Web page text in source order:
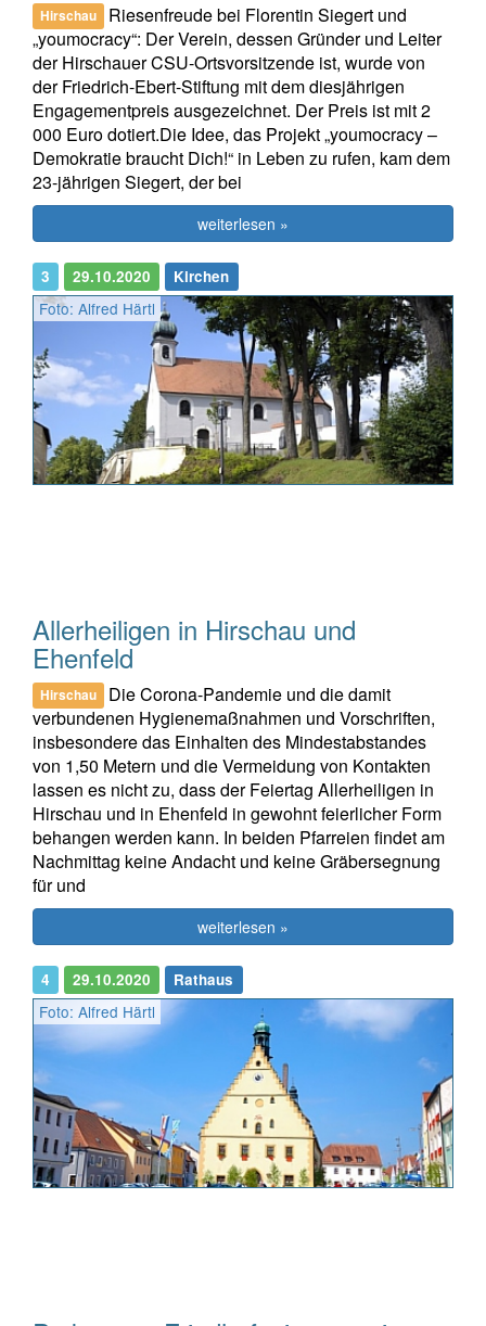
Hirschau
Riesenfreude bei Florentin Siegert und
„youmocracy“: Der Verein, dessen Gründer und Leiter
der Hirschauer CSU-Ortsvorsitzende ist, wurde von
der Friedrich-Ebert-Stiftung mit dem diesjährigen
Engagementpreis ausgezeichnet. Der Preis ist mit 2
000 Euro dotiert.Die Idee, das Projekt „youmocracy –
Demokratie braucht Dich!“ in Leben zu rufen, kam dem
23-jährigen Siegert, der bei
weiterlesen »
3 29.10.2020 Kirchen
Foto: Alfred Härtl
Allerheiligen in Hirschau und
Ehenfeld
Hirschau
Die Corona-Pandemie und die damit
verbundenen Hygienemaßnahmen und Vorschriften,
insbesondere das Einhalten des Mindestabstandes
von 1,50 Metern und die Vermeidung von Kontakten
lassen es nicht zu, dass der Feiertag Allerheiligen in
Hirschau und in Ehenfeld in gewohnt feierlicher Form
behangen werden kann. In beiden Pfarreien findet am
Nachmittag keine Andacht und keine Gräbersegnung
für und
weiterlesen »
4 29.10.2020 Rathaus
Foto: Alfred Härtl